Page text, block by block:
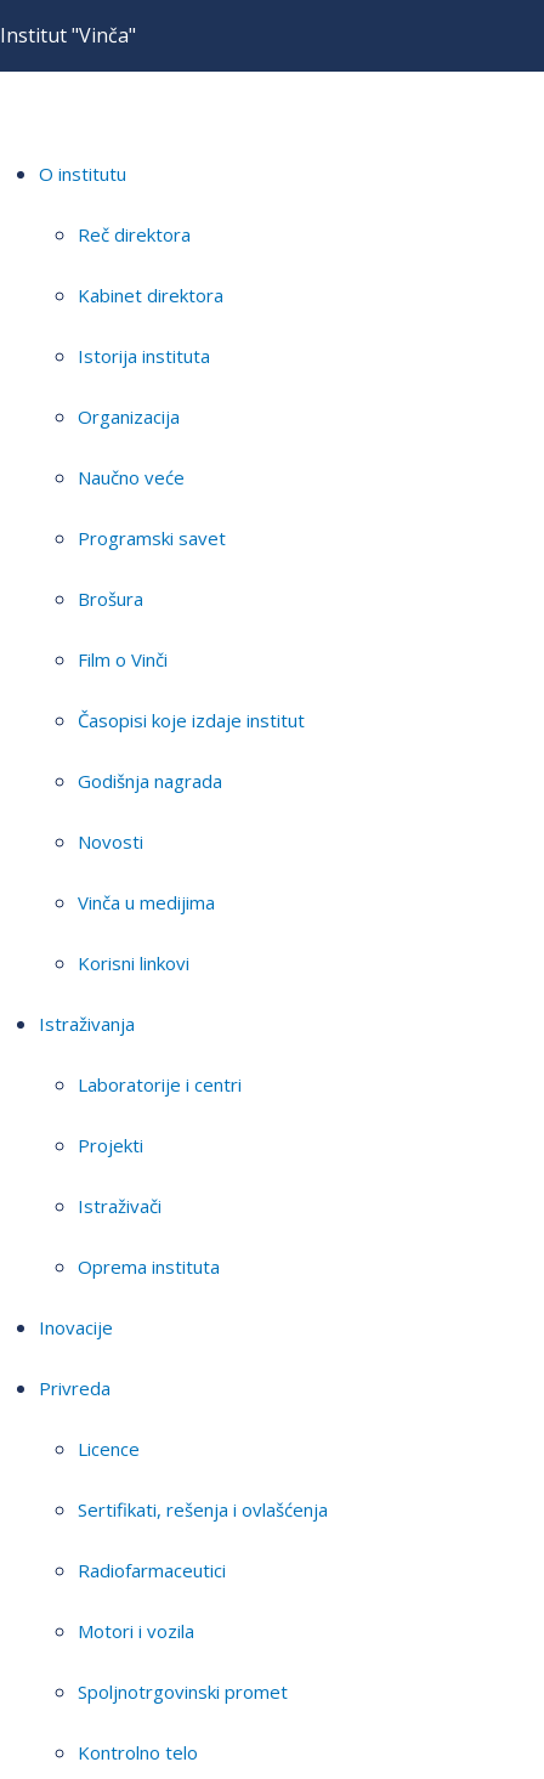
Institut "Vinča"
O institutu
Reč direktora
Kabinet direktora
Istorija instituta
Organizacija
Naučno veće
Programski savet
Brošura
Film o Vinči
Časopisi koje izdaje institut
Godišnja nagrada
Novosti
Vinča u medijima
Korisni linkovi
Istraživanja
Laboratorije i centri
Projekti
Istraživači
Oprema instituta
Inovacije
Privreda
Licence
Sertifikati, rešenja i ovlašćenja
Radiofarmaceutici
Motori i vozila
Spoljnotrgovinski promet
Kontrolno telo